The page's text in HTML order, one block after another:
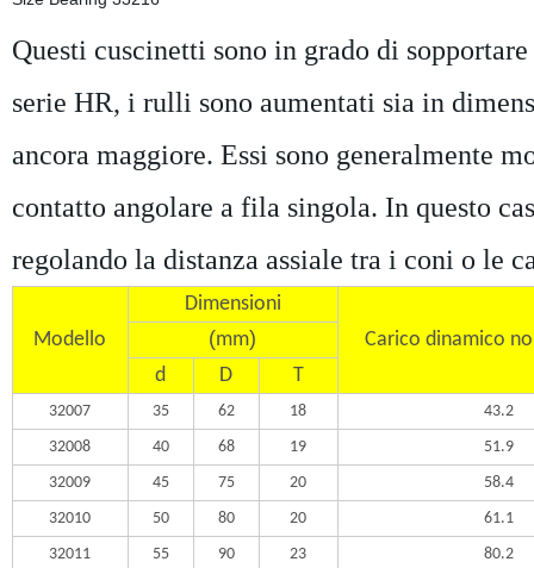
Questi cuscinetti sono in grado di
serie HR, i rulli sono aumentati sia in
ancora maggiore. Essi sono generalmente
contatto angolare a fila singola. In questo
regolando la distanza assiale tra i coni o le
Modello
Dimensioni
Carico dinamico
(mm)
d D T
32007 35 62 18
43.2
32008
40 68 19
51.9
32009
45 75 20
58.4
32010
50 80 20
61.1
32011
55 90 23
80.2